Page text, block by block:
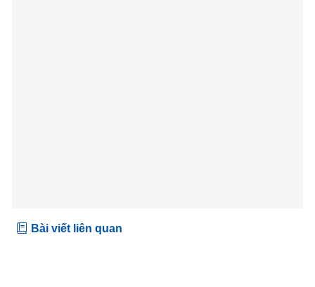
Bài viết liên quan